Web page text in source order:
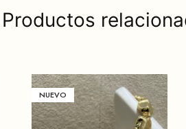
Productos
NUEVO